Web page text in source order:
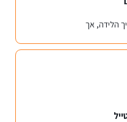
הלידה, אך